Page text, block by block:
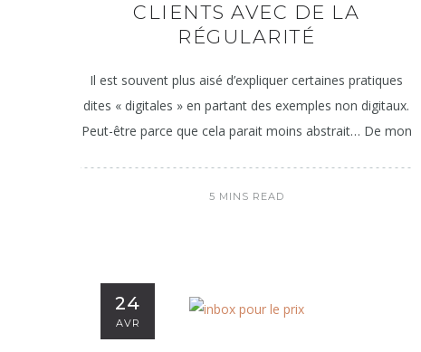
CLIENTS AVEC DE LA
RÉGULARITÉ
Il est souvent plus aisé d’expliquer certaines pratiques
dites « digitales » en partant des exemples non digitaux.
Peut-être parce que cela parait moins abstrait… De mon
5 MINS READ
24
AVR